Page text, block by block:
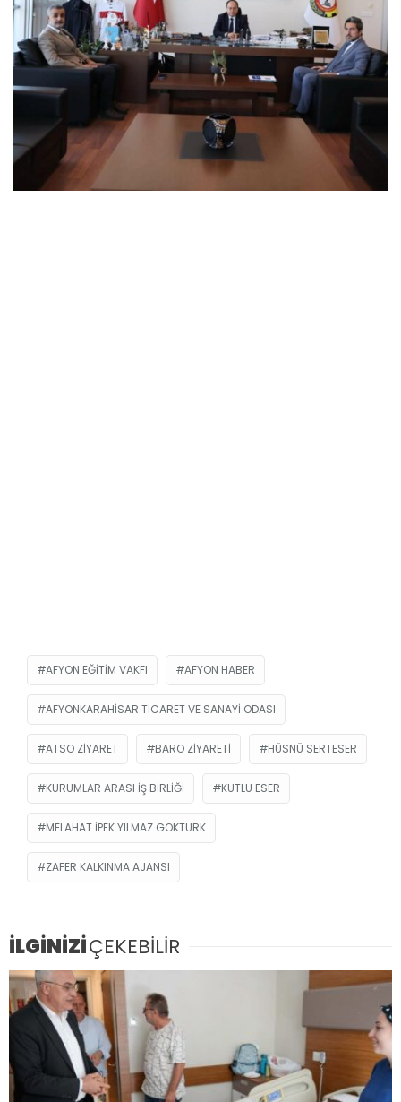
AFYON EĞITIM VAKFI AFYON HABER
AFYONKARAHISAR TICARET VE SANAYI ODASI
ATSO ZIYARET BARO ZIYARETI HÜSNÜ SERTESER
KURUMLAR ARASI IŞ BIRLIĞI KUTLU ESER
MELAHAT IPEK YILMAZ GÖKTÜRK
ZAFER KALKINMA AJANSI
İLGİNİZİÇEKEBİLİR